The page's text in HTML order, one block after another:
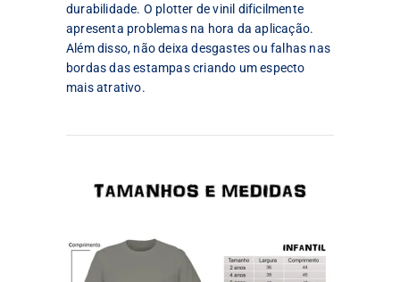
durabilidade. O plotter de vinil dificilmente
apresenta problemas na hora da aplicação.
Além disso, não deixa desgastes ou falhas nas
bordas das estampas criando um especto
mais atrativo.